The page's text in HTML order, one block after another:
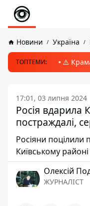
Новини Україна
ТОПТЕМИ: ⚠️
17:01, 03 липня 2024
Росія вдарила
постраждалі,
Росіяни поцілили
Київському районі
Олексій
ЖУРНАЛІСТ